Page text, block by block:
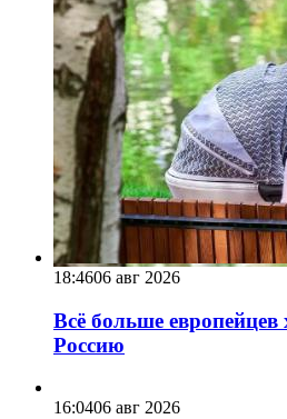
18:4606 авг 2026
Всё больше европейцев
Россию
16:0406 авг 2026